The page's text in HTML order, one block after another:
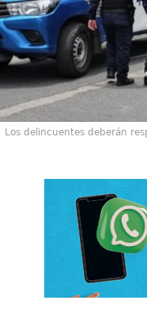
Los delincuentes deberán